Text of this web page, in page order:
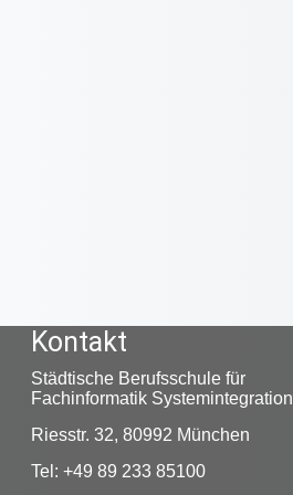
Kontakt
Städtische Berufsschule für
Fachinformatik Systemintegration
Riesstr. 32, 80992 München
Tel: +49 89 233 85100